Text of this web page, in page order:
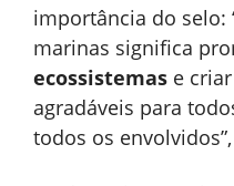
importância do selo:
marinas significa
ecossistemas e
agradáveis para
todos os